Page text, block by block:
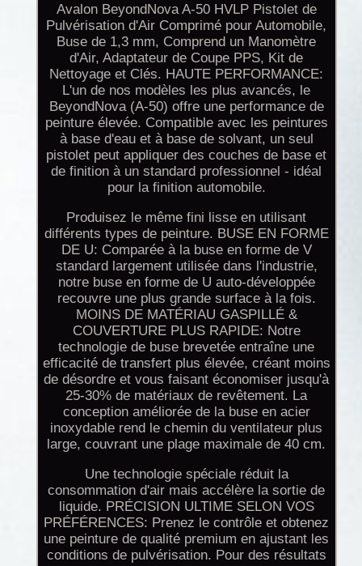
Avalon BeyondNova A-50 HVLP Pistolet de
Pulvérisation d'Air Comprimé pour Automobile,
Buse de 1,3 mm, Comprend un Manomètre
d'Air, Adaptateur de Coupe PPS, Kit de
Nettoyage et Clés. HAUTE PERFORMANCE:
L'un de nos modèles les plus avancés, le
BeyondNova (A-50) offre une performance de
peinture élevée. Compatible avec les peintures
à base d'eau et à base de solvant, un seul
pistolet peut appliquer des couches de base et
de finition à un standard professionnel - idéal
pour la finition automobile.
Produisez le même fini lisse en utilisant
différents types de peinture. BUSE EN FORME
DE U: Comparée à la buse en forme de V
standard largement utilisée dans l'industrie,
notre buse en forme de U auto-développée
recouvre une plus grande surface à la fois.
MOINS DE MATÉRIAU GASPILLÉ &
COUVERTURE PLUS RAPIDE: Notre
technologie de buse brevetée entraîne une
efficacité de transfert plus élevée, créant moins
de désordre et vous faisant économiser jusqu'à
25-30% de matériaux de revêtement. La
conception améliorée de la buse en acier
inoxydable rend le chemin du ventilateur plus
large, couvrant une plage maximale de 40 cm.
Une technologie spéciale réduit la
consommation d'air mais accélère la sortie de
liquide. PRÉCISION ULTIME SELON VOS
PRÉFÉRENCES: Prenez le contrôle et obtenez
une peinture de qualité premium en ajustant les
conditions de pulvérisation. Pour des résultats